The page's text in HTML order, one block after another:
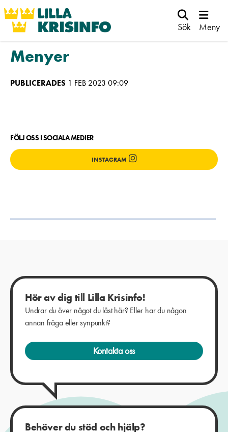
Sök Meny
Menyer
PUBLICERADES 1 FEB 2023 09:09
FÖLJ OSS I SOCIALA MEDIER
INSTAGRAM
Hör av dig till Lilla Krisinfo!
Undrar du över något du läst här? Eller har du någon
annan fråga eller synpunkt?
Kontakta oss
Behöver du stöd och hjälp?